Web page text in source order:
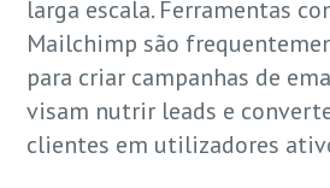
larga escala. Ferramentas
Mailchimp são
para criar campanhas de
visam nutrir leads e
clientes em utilizadores